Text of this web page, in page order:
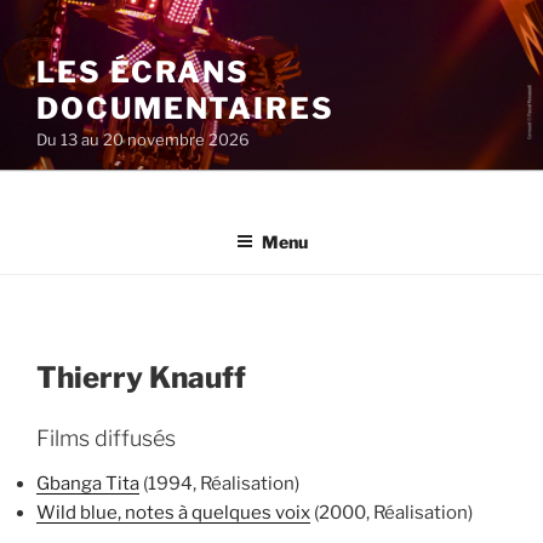
au
contenu
principal
LES ÉCRANS
DOCUMENTAIRES
Du 13 au 20 novembre 2026
Menu
Thierry Knauff
Films diffusés
Gbanga Tita (1994, Réalisation)
Wild blue, notes à quelques voix (2000, Réalisation)